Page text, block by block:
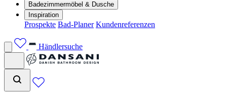
Badezimmermöbel & Dusche
Inspiration
Prospekte Bad-Planer Kundenreferenzen
Händlersuche